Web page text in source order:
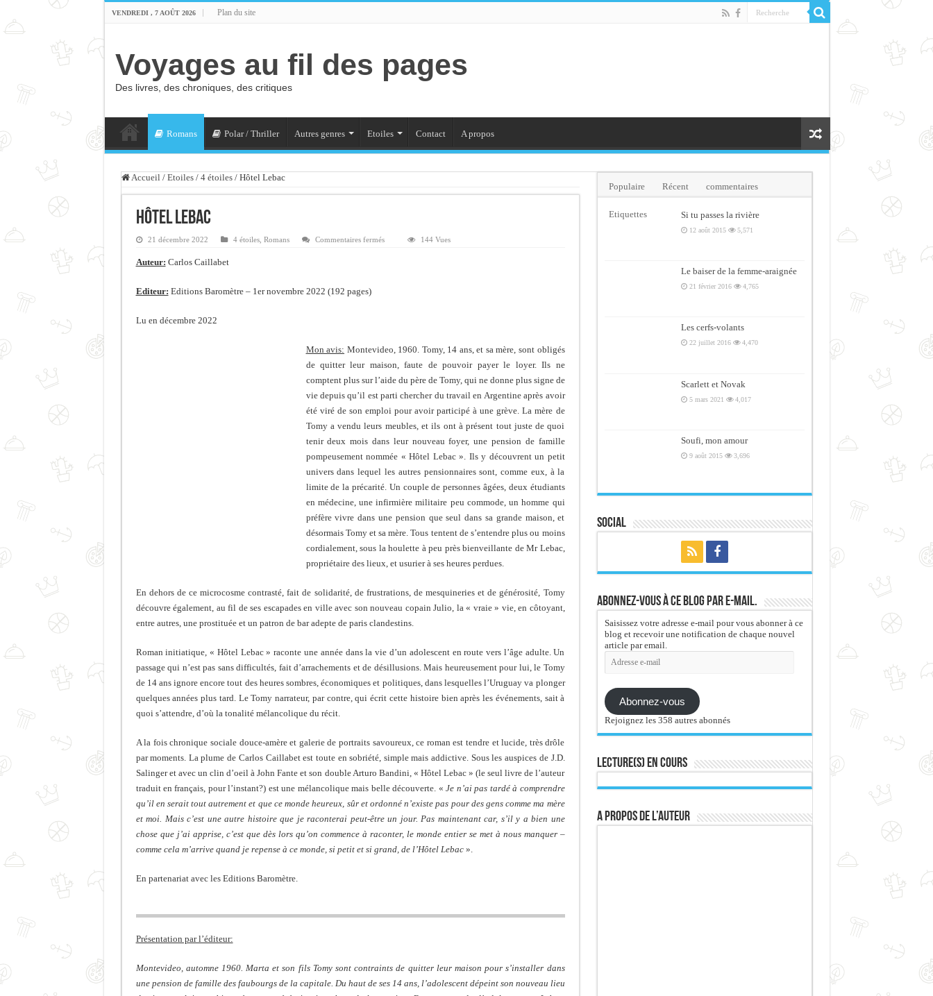
VENDREDI , 7 AOÛT 2026 Plan du site
Voyages au fil des pages
Des livres, des chroniques, des critiques
Romans Polar / Thriller Autres genres Etoiles Contact A propos
Accueil / Etoiles / 4 étoiles / Hôtel Lebac
Hôtel Lebac
21 décembre 2022 4 étoiles, Romans Commentaires ferméssur
144 Vues
Auteur: Carlos Caillabet
Editeur: Editions Baromètre – 1er novembre 2022 (192 pages)
Lu en décembre 2022
Mon avis: Montevideo, 1960. Tomy, 14 ans, et sa mère, sont obligés
de quitter leur maison, faute de pouvoir payer le loyer. Ils ne
comptent plus sur l’aide du père de Tomy, qui ne donne plus signe de
vie depuis qu’il est parti chercher du travail en Argentine après avoir
été viré de son emploi pour avoir participé à une grève. La mère de
Tomy a vendu leurs meubles, et ils ont à présent tout juste de quoi
tenir deux mois dans leur nouveau foyer, une pension de famille
pompeusement nommée « Hôtel Lebac ». Ils y découvrent un petit
univers dans lequel les autres pensionnaires sont, comme eux, à la
limite de la précarité. Un couple de personnes âgées, deux étudiants
en médecine, une infirmière militaire peu commode, un homme qui
préfère vivre dans une pension que seul dans sa grande maison, et
désormais Tomy et sa mère. Tous tentent de s’entendre plus ou moins
cordialement, sous la houlette à peu près bienveillante de Mr Lebac,
propriétaire des lieux, et usurier à ses heures perdues.
En dehors de ce microcosme contrasté, fait de solidarité, de frustrations, de mesquineries et de générosité, Tomy
découvre également, au fil de ses escapades en ville avec son nouveau copain Julio, la « vraie » vie, en côtoyant,
entre autres, une prostituée et un patron de bar adepte de paris clandestins.
Roman initiatique, « Hôtel Lebac » raconte une année dans la vie d’un adolescent en route vers l’âge adulte. Un
passage qui n’est pas sans difficultés, fait d’arrachements et de désillusions. Mais heureusement pour lui, le Tomy
de 14 ans ignore encore tout des heures sombres, économiques et politiques, dans lesquelles l’Uruguay va plonger
quelques années plus tard. Le Tomy narrateur, par contre, qui écrit cette histoire bien après les événements, sait à
quoi s’attendre, d’où la tonalité mélancolique du récit.
A la fois chronique sociale douce-amère et galerie de portraits savoureux, ce roman est tendre et lucide, très drôle
par moments. La plume de Carlos Caillabet est toute en sobriété, simple mais addictive. Sous les auspices de J.D.
Salinger et avec un clin d’oeil à John Fante et son double Arturo Bandini, « Hôtel Lebac » (le seul livre de l’auteur
traduit en français, pour l’instant?) est une mélancolique mais belle découverte. «Je n’ai pas tardé à comprendre
qu’il en serait tout autrement et que ce monde heureux, sûr et ordonné n’existe pas pour des gens comme ma mère
et moi. Mais c’est une autre histoire que je raconterai peut-être un jour. Pas maintenant car, s’il y a bien une
chose que j’ai apprise, c’est que dès lors qu’on commence à raconter, le monde entier se met à nous manquer –
comme cela m’arrive quand je repense à ce monde, si petit et si grand, de l’Hôtel Lebac ».
En partenariat avec les Editions Baromètre.
Présentation par l’éditeur:
Montevideo, automne 1960. Marta et son fils Tomy sont contraints de quitter leur maison pour s’installer dans
une pension de famille des faubourgs de la capitale. Du haut de ses 14 ans, l’adolescent dépeint son nouveau lieu
Populaire Récent commentaires
Etiquettes Si tu passes la rivière
12 août 2015 5,571
Le baiser de la femme-araignée
21 février 2016 4,765
Les cerfs-volants
22 juillet 2016 4,470
Scarlett et Novak
5 mars 2021 4,017
Soufi, mon amour
9 août 2015 3,696
Social
Abonnez-vous à ce blog par e-mail.
Saisissez votre adresse e-mail pour vous abonner à ce
blog et recevoir une notification de chaque nouvel
article par email.
Adresse
Abonnez-vous
Rejoignez les 358 autres abonnés
Lecture(s) en cours
A propos de l’auteur